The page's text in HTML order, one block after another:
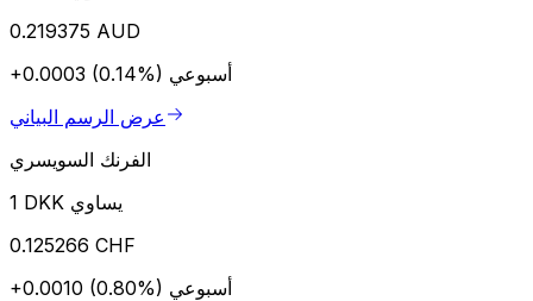
0.219375 AUD
+0.0003 (0.14%) أسبوعي
عرض الرسم البياني
الفرنك السويسري
1 DKK يساوي
0.125266 CHF
+0.0010 (0.80%) أسبوعي